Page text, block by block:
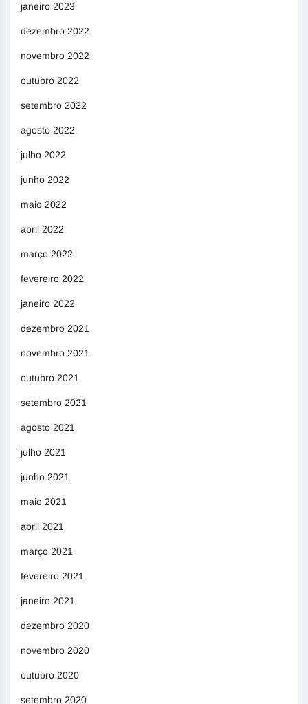
janeiro 2023
dezembro 2022
novembro 2022
outubro 2022
setembro 2022
agosto 2022
julho 2022
junho 2022
maio 2022
abril 2022
março 2022
fevereiro 2022
janeiro 2022
dezembro 2021
novembro 2021
outubro 2021
setembro 2021
agosto 2021
julho 2021
junho 2021
maio 2021
abril 2021
março 2021
fevereiro 2021
janeiro 2021
dezembro 2020
novembro 2020
outubro 2020
setembro 2020